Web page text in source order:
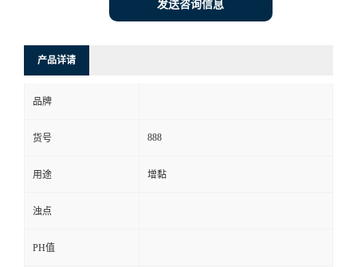
发送咨询信息
产品详请
品牌
货号 888
用途 增黏
浊点
PH值